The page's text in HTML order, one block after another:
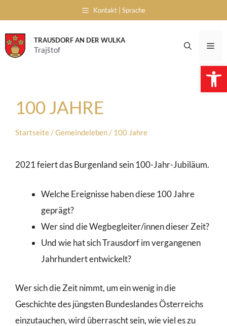
to
content
Kontakt | Sprache
TRAUSDORF AN DER WULKA
Trajštof
100 JAHRE
Startseite /Gemeindeleben / 100 Jahre
2021 feiert das Burgenland sein 100-Jahr-Jubiläum.
Welche Ereignisse haben diese 100 Jahre
geprägt?
Wer sind die Wegbegleiter/innen dieser Zeit?
Und wie hat sich Trausdorf im vergangenen
Jahrhundert entwickelt?
Wer sich die Zeit nimmt, um ein wenig in die
Geschichte des jüngsten Bundeslandes Österreichs
einzutauchen, wird überrascht sein, wie viel es zu